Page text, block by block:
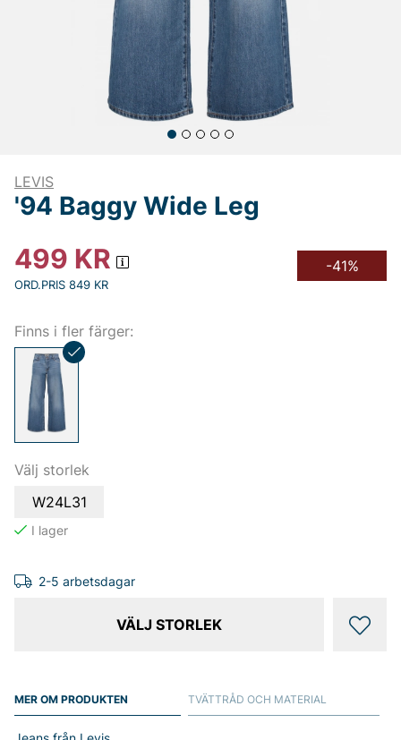
LEVIS
'94 Baggy Wide Leg
499 KR
ORD.PRIS 849 KR
-41%
Finns i fler färger:
Välj storlek
W24L31
2-5 arbetsdagar
VÄLJ STORLEK
MER OM PRODUKTEN TVÄTTRÅD OCH MATERIAL